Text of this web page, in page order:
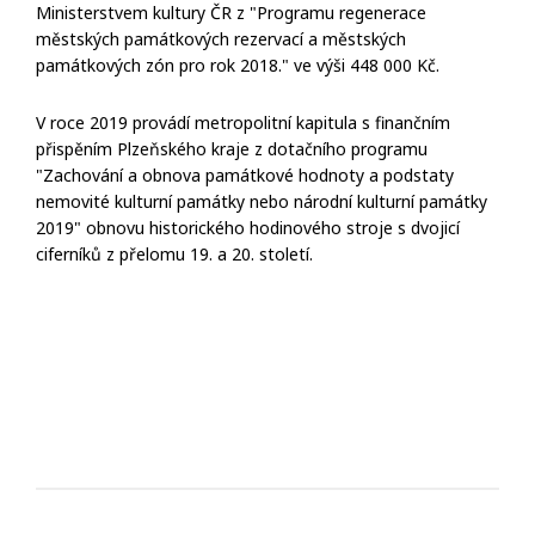
Ministerstvem kultury ČR z "Programu regenerace
městských památkových rezervací a městských
památkových zón pro rok 2018." ve výši 448 000 Kč.
V roce 2019 provádí metropolitní kapitula s finančním
přispěním Plzeňského kraje z dotačního programu
"Zachování a obnova památkové hodnoty a podstaty
nemovité kulturní památky nebo národní kulturní památky
2019" obnovu historického hodinového stroje s dvojicí
ciferníků z přelomu 19. a 20. století.